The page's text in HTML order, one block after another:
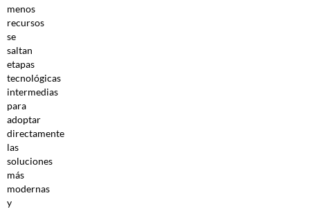
menos
recursos
se
saltan
etapas
tecnológicas
intermedias
para
adoptar
directamente
las
soluciones
más
modernas
y